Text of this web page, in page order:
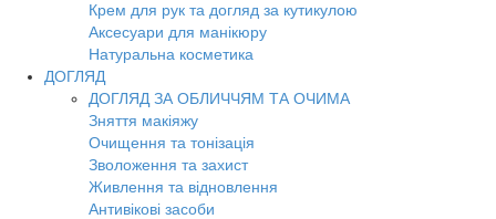
Крем для рук та догляд за кутикулою
Аксесуари для манікюру
Натуральна косметика
ДОГЛЯД
ДОГЛЯД ЗА ОБЛИЧЧЯМ ТА ОЧИМА
Зняття макіяжу
Очищення та тонізація
Зволоження та захист
Живлення та відновлення
Антивікові засоби